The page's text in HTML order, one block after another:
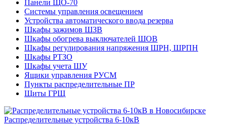
Панели ЩО-70
Системы управления освещением
Устройства автоматического ввода резерва
Шкафы зажимов ШЗВ
Шкафы обогрева выключателей ШОВ
Шкафы регулирования напряжения ШРН, ШРПН
Шкафы РТЗО
Шкафы учета ШУ
Ящики управления РУСМ
Пункты распределительные ПР
Щиты ГРЩ
Распределительные устройства 6-10кВ